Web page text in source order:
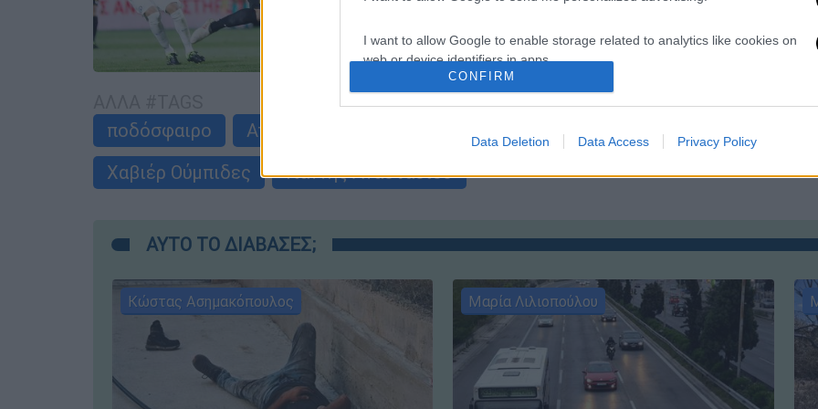
I want to allow Google to enable storage related to analytics like cookies on
web or device identifiers in apps.
I want to allow Google to enable storage related to functionality of the website
I want to allow Google to enable storage related to personalization.
CONFIRM
Data Deletion Data Access Privacy Policy
Ντουνάισκα Στρέντα
ποδόσφαιρο
Ατρόμητος ΑΕ Λεμεσού
Χαβιέρ Ούμπιδες
Γιάννης Αναστασίου
ΑΥΤΟ ΤΟ ΔΙΑΒΑΣΕΣ;
Κώστας Ασημακόπουλος Μαρία Λιλιοπούλου